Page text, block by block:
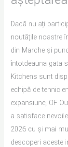
Dacă nu ați
noutățile noastre
din Marche și
întotdeauna gata
Kitchens sunt
echipă de
expansiune, OF
a satisface
2026 cu și mai
descoperi aceste